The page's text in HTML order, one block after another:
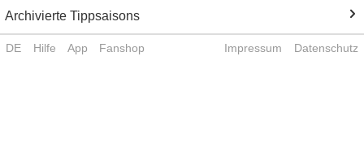
Archivierte Tippsaisons
DE Hilfe App Fanshop Impressum Datenschutz